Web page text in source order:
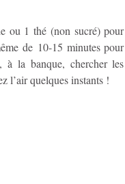
ou 1 thé (non sucré) pour
de 10-15 minutes pour
à la banque, chercher les
l’air quelques instants !